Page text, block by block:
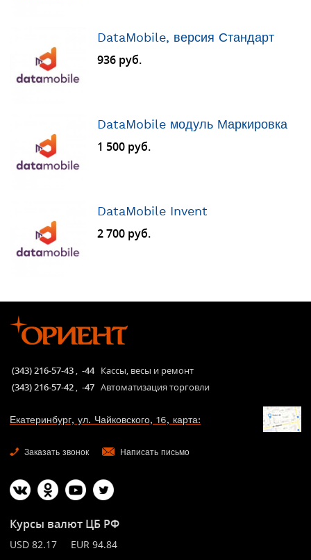
DataMobile, версия Стандарт
936 руб.
DataMobile модуль Маркировка
1 500 руб.
DataMobile Invent
2 700 руб.
(343) 216-57-43 , -44 Кассы, весы и ремонт
(343) 216-57-42 , -47 Автоматизация торговли
Екатеринбург, ул. Чайковского, 16, карта:
Заказать звонок Написать письмо
Курсы валют ЦБ РФ
USD 82.17 EUR 94.84